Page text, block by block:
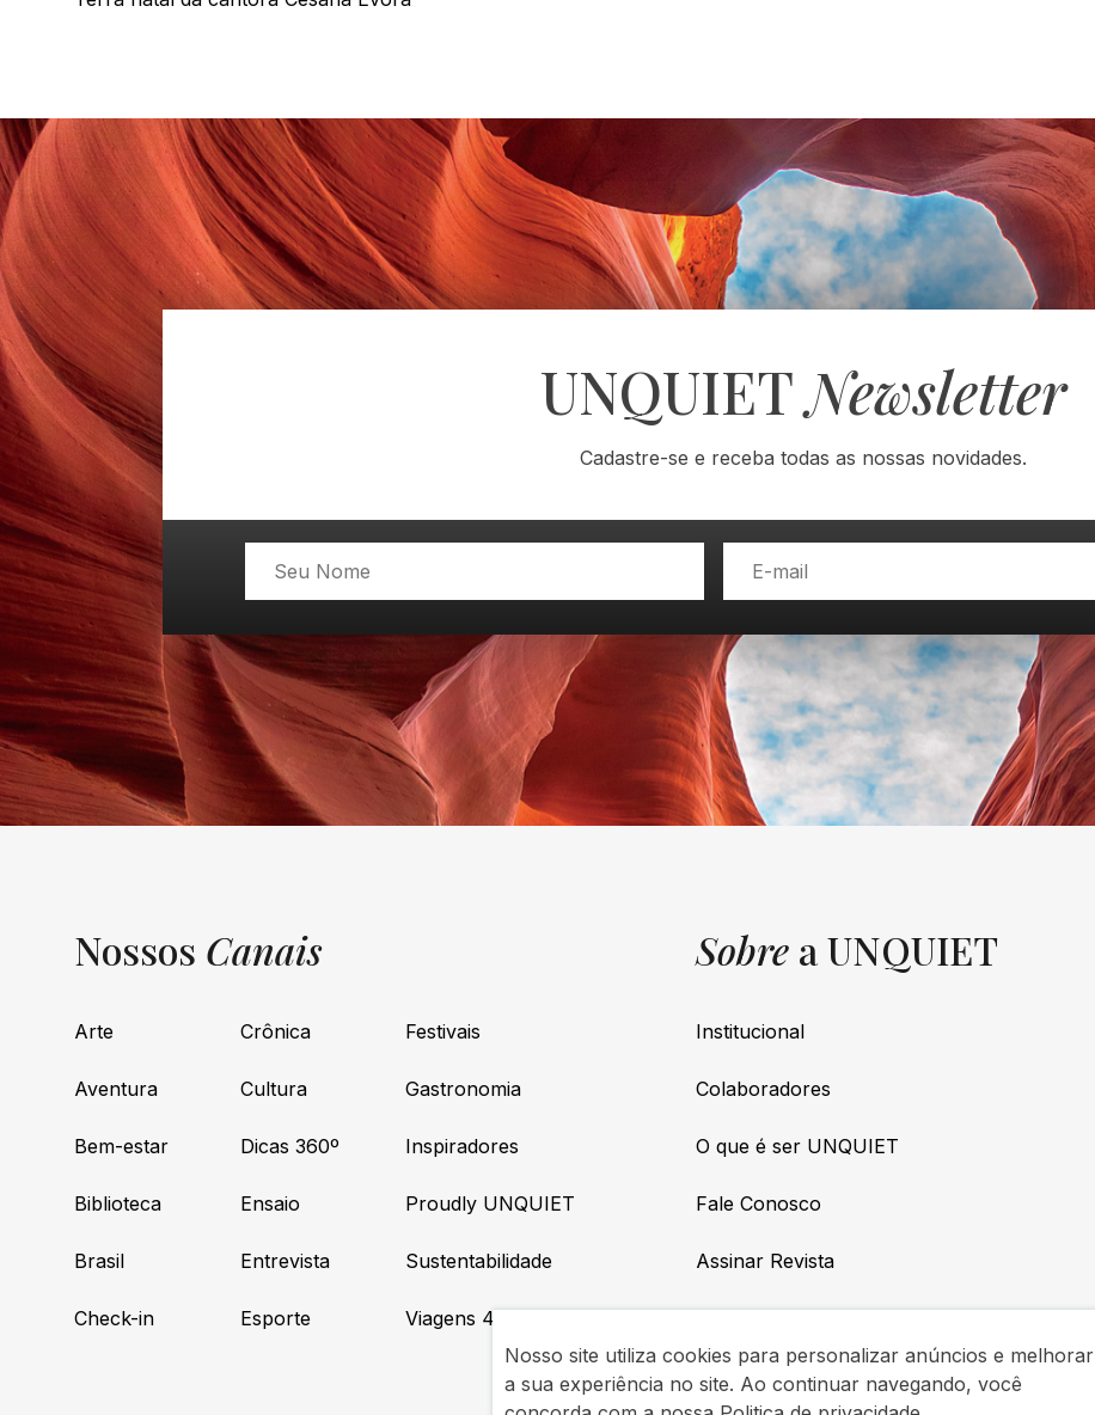
UNQUIETNewsletter
Cadastre-se e receba todas as nossas novidades.
Nossos Canais
Arte
Aventura
Bem-estar
Biblioteca
Brasil
Check-in
Crônica
Cultura
Dicas 360º
Ensaio
Entrevista
Esporte
Festivais
Gastronomia
Inspiradores
Proudly UNQUIET
Sustentabilidade
Viagens 4×4
Sobre a UNQUIET
Institucional
Colaboradores
O que é ser UNQUIET
Fale Conosco
Assinar Revista
Nosso site utiliza cookies para personalizar anúncios e melhorar
a sua experiência no site. Ao continuar navegando, você